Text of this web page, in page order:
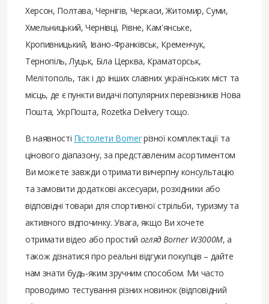
Херсон, Полтава, Чернігів, Черкаси, Житомир, Суми,
Хмельницький, Чернівці, Рівне, Кам'янське,
Кропивницький, Івано-Франківськ, Кременчук,
Тернопіль, Луцьк, Біла Церква, Краматорськ,
Мелітополь, так і до інших славних українських міст та
місць, де є пункти видачі популярних перевізників Нова
Пошта, УкрПошта, Rozetka Delivery тощо.
В наявності Пістолети Bornerрізної комплектації та
цінового діапазону, за представленим асортиментом
Ви можете завжди отримати вичерпну консультацію
та замовити додаткові аксесуари, розхідники або
відповідні товари для спортивної стрільби, туризму та
активного відпочинку. Увага, якщо Ви хочете
отримати відео або простий огляд Borner W3000M, а
також дізнатися про реальні відгуки покупців – дайте
нам знати будь-яким зручним способом. Ми часто
проводимо тестування різних новинок (відповідний